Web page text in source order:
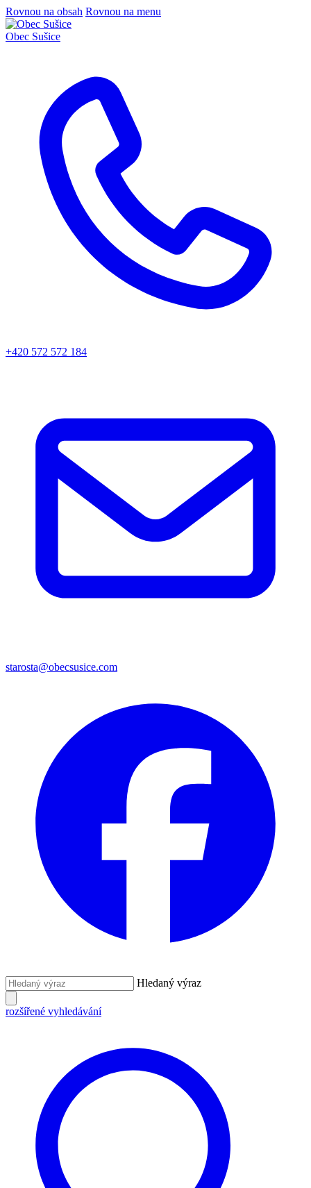
Rovnou na obsah Rovnou na menu
Obec Sušice
+420 572 572 184
starosta@obecsusice.com
Hledaný výraz
rozšířené vyhledávání